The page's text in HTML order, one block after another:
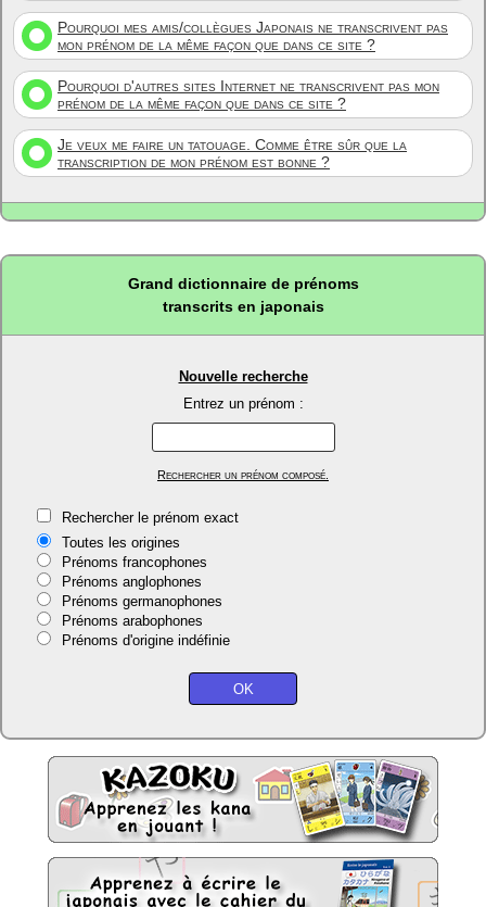
Pourquoi mes amis/collègues Japonais ne transcrivent pas
mon prénom de la même façon que dans ce site ?
Pourquoi d'autres sites Internet ne transcrivent pas mon
prénom de la même façon que dans ce site ?
Je veux me faire un tatouage. Comme être sûr que la
transcription de mon prénom est bonne ?
Grand dictionnaire de prénoms
transcrits en japonais
Nouvelle recherche
Entrez un prénom :
Rechercher un prénom composé.
Rechercher le prénom exact
Toutes les origines
Prénoms francophones
Prénoms anglophones
Prénoms germanophones
Prénoms arabophones
Prénoms d'origine indéfinie